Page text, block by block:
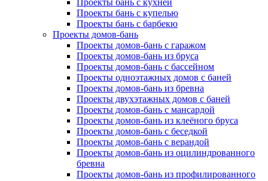
Проекты бань с кухней
Проекты бань с купелью
Проекты бань с барбекю
Проекты домов-бань
Проекты домов-бань с гаражом
Проекты домов-бань из бруса
Проекты домов-бань с бассейном
Проекты одноэтажных домов с баней
Проекты домов-бань из бревна
Проекты двухэтажных домов с баней
Проекты домов-бань с мансардой
Проекты домов-бань из клеёного бруса
Проекты домов-бань с беседкой
Проекты домов-бань с верандой
Проекты домов-бань из оцилиндрованного
бревна
Проекты домов-бань из профилированного